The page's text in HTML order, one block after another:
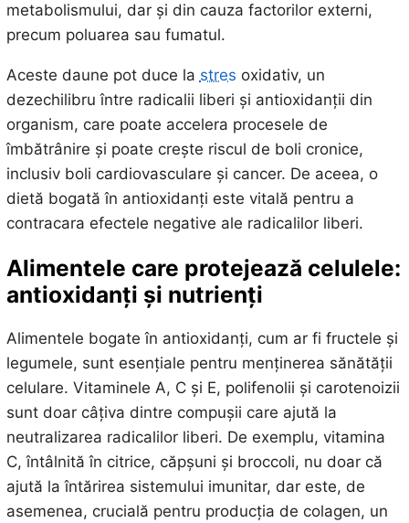
metabolismului, dar și din cauza factorilor externi,
precum poluarea sau fumatul.
Aceste daune pot duce la stres oxidativ, un
dezechilibru între radicalii liberi și antioxidanții din
organism, care poate accelera procesele de
îmbătrânire și poate crește riscul de boli cronice,
inclusiv boli cardiovasculare și cancer. De aceea, o
dietă bogată în antioxidanți este vitală pentru a
contracara efectele negative ale radicalilor liberi.
Alimentele care protejează celulele:
antioxidanți și nutrienți
Alimentele bogate în antioxidanți, cum ar fi fructele și
legumele, sunt esențiale pentru menținerea sănătății
celulare. Vitaminele A, C și E, polifenolii și carotenoizii
sunt doar câțiva dintre compușii care ajută la
neutralizarea radicalilor liberi. De exemplu, vitamina
C, întâlnită în citrice, căpșuni și broccoli, nu doar că
ajută la întărirea sistemului imunitar, dar este, de
asemenea, crucială pentru producția de colagen, un